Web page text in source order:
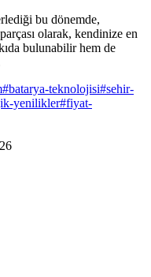
bu dönemde,
olarak, kendinize en
bulunabilir hem de
#batarya-teknolojisi#sehir-
yenilikler#fiyat-